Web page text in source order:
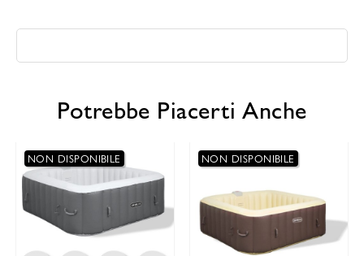
Potrebbe Piacerti Anche
NON DISPONIBILE NON DISPONIBILE